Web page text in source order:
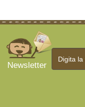
Newsletter